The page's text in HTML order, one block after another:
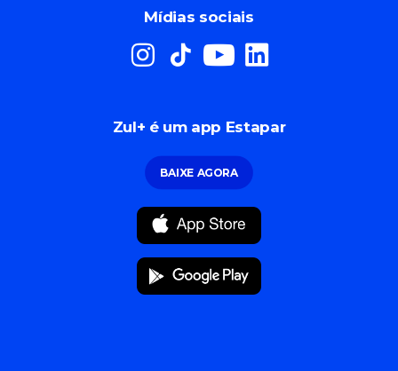
Mídias sociais
Zul+ é um app Estapar
BAIXE AGORA